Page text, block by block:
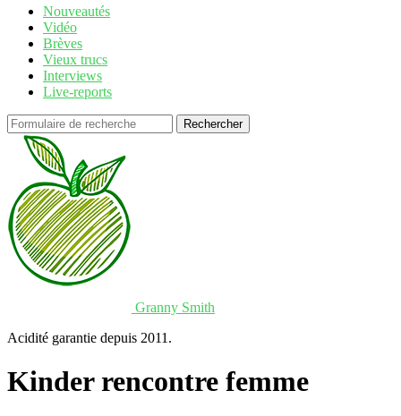
Nouveautés
Vidéo
Brèves
Vieux trucs
Interviews
Live-reports
Rechercher
Granny Smith
Acidité garantie depuis 2011.
Kinder rencontre femme